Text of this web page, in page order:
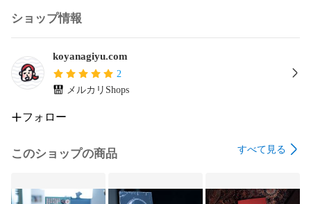
情報が集まり全体が見えていくうちに「経営難」「倒産」と
いった不可抗力以外に、何か意図があったのではないかと感
じられる点が多く、警察への相談へスライド。
しかし警察や法が動ける範囲や、いわゆる「抜け道」がはっ
きり見えた憤りを感じていました。
そんな折り、クチコミサイトを通じてテレビ報道から取材の
連絡が。第三者によって事実がまとめられるならば、わたし
の手でも現段階で分かっていることを形にしようと思い、こ
の本の作成に取りかかりました。
ショップ情報
koyanagiyu.com
2
メルカリShops
フォロー
このショップの商品 すべて見る